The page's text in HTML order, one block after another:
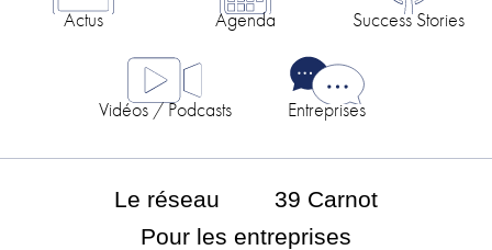
Actus Agenda Success Stories
Vidéos / Podcasts Entreprises
Le réseau
39 Carnot
Pour les entreprises